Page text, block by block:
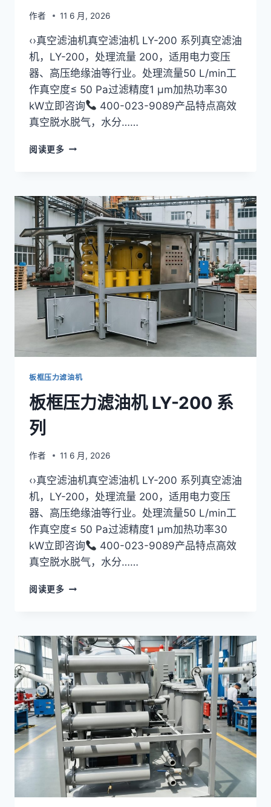
作者 11 6 月, 2026
‹›真空滤油机真空滤油机 LY-200 系列真空滤油
机，LY-200，处理流量 200，适用电力变压
器、高压绝缘油等行业。处理流量50 L/min工
作真空度≤ 50 Pa过滤精度1 μm加热功率30
kW立即咨询
400-023-9089产品特点高效
真空脱水脱气，水分……
阅读更多 板
滤
油
机
LY-
200
系
列
板框压力滤油机
板框压力滤油机 LY-200 系
列
作者 11 6 月, 2026
‹›真空滤油机真空滤油机 LY-200 系列真空滤油
机，LY-200，处理流量 200，适用电力变压
器、高压绝缘油等行业。处理流量50 L/min工
作真空度≤ 50 Pa过滤精度1 μm加热功率30
kW立即咨询
400-023-9089产品特点高效
真空脱水脱气，水分……
阅读更多
滤
油
机
LY-
200
系
列